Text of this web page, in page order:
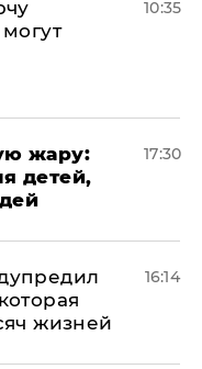
10:35
жару:
детей,
17:30
жизней
16:14